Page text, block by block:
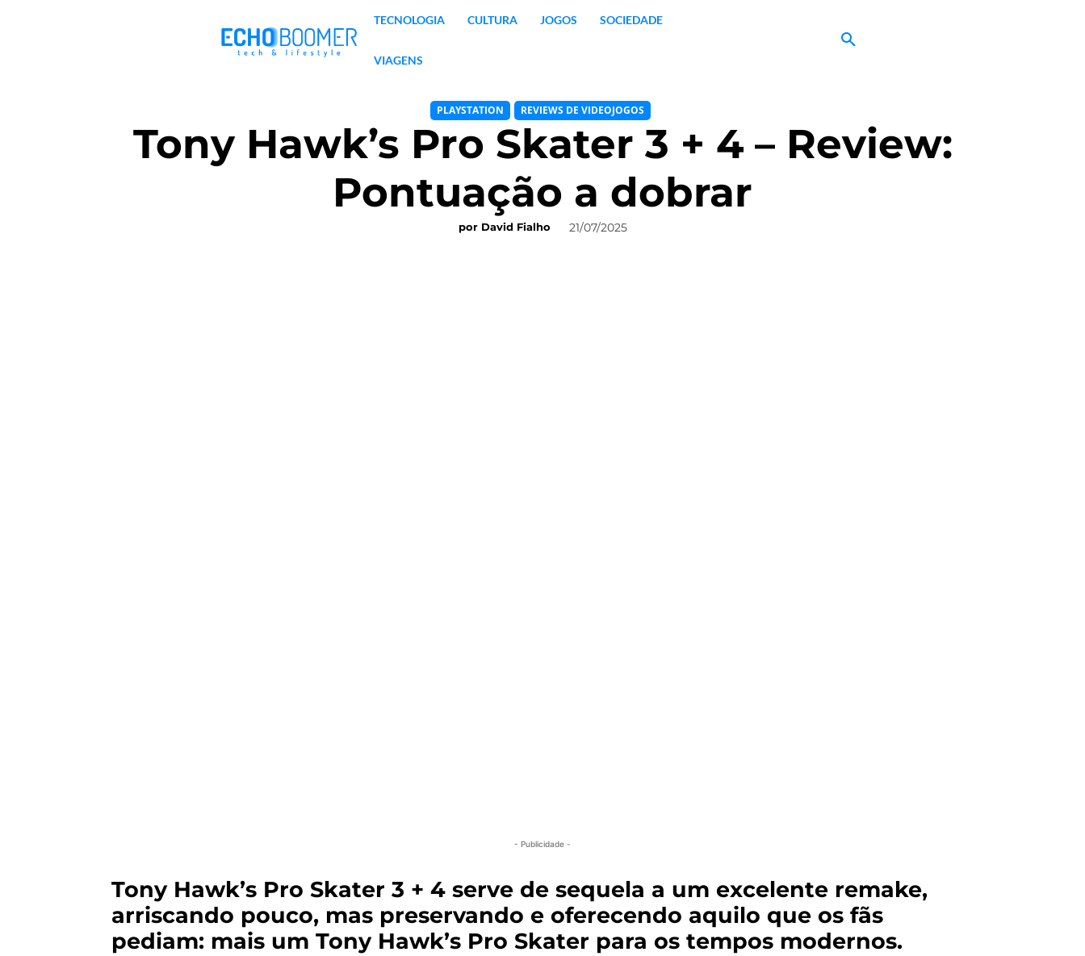
TECNOLOGIA CULTURA JOGOS SOCIEDADE
VIAGENS
PLAYSTATION REVIEWS DE VIDEOJOGOS
Tony Hawk’s Pro Skater 3 + 4 – Review:
Pontuação a dobrar
por David Fialho 21/07/2025
- Publicidade -
Tony Hawk’s Pro Skater 3 + 4 serve de sequela a um excelente remake,
arriscando pouco, mas preservando e oferecendo aquilo que os fãs
pediam: mais um Tony Hawk’s Pro Skater para os tempos modernos.